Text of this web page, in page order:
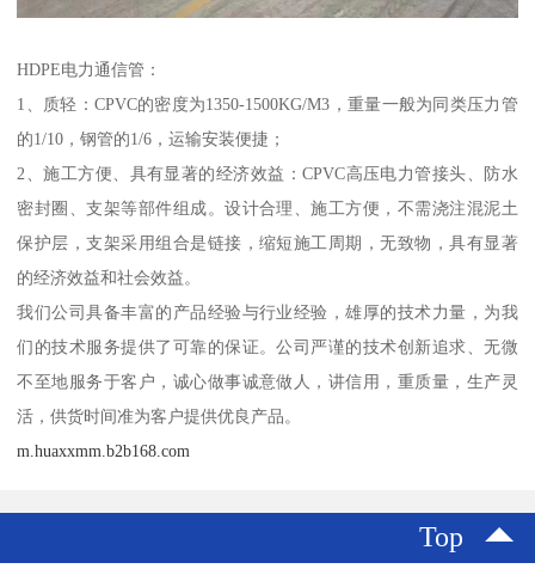
HDPE电力通信管：
1、质轻：CPVC的密度为1350-1500KG/M3，重量一般为同类压力管
的1/10，钢管的1/6，运输安装便捷；
2、施工方便、具有显著的经济效益：CPVC高压电力管接头、防水
密封圈、支架等部件组成。设计合理、施工方便，不需浇注混泥土
保护层，支架采用组合是链接，缩短施工周期，无致物，具有显著
的经济效益和社会效益。
我们公司具备丰富的产品经验与行业经验，雄厚的技术力量，为我
们的技术服务提供了可靠的保证。公司严谨的技术创新追求、无微
不至地服务于客户，诚心做事诚意做人，讲信用，重质量，生产灵
活，供货时间准为客户提供优良产品。
m.huaxxmm.b2b168.com
Top